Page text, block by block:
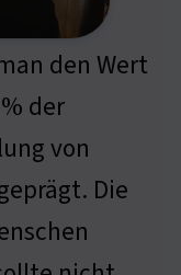
den Wert
der
von
Die